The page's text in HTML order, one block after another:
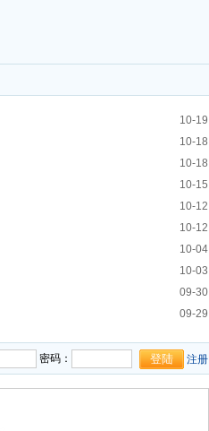
10-19
10-18
10-18
10-15
10-12
10-12
10-04
10-03
09-30
09-29
密码： 注册